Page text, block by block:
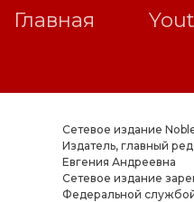
Сетевое издание
Издатель, главный
Евгения Андреевна
Cетевое издание
Федеральной